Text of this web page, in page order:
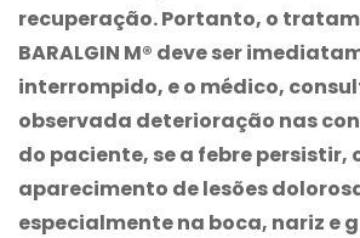
recuperação. Portanto, o
BARALGIN M® deve ser
interrompido, e o médico,
observada deterioração nas
do paciente, se a febre persistir,
aparecimento de lesões
especialmente na boca, nariz e